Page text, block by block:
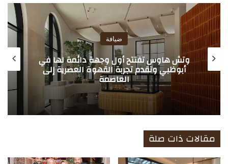
الوي
ضيافة
وتش هاوس تفتتح أول وجهة دائمة لها في
أبوظبي وتقدم تجربة القهوة العصرية إلى
العاصمة
مقالات ذات صلة